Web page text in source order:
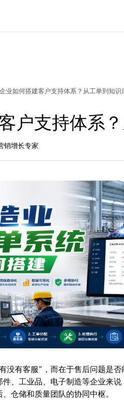
业如何搭建客户支持体系？从工单到知识
户支持体系
销增长专家
没有客服”，而在于售后问题是
、工业品、电子制造等企业来说
仓储和质量团队的协同中枢。